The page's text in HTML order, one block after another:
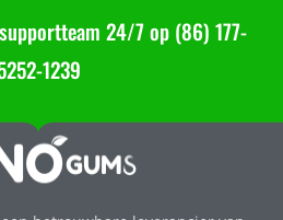
24/7 op (86) 177-
1239